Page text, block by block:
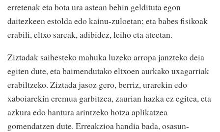
erretenak eta bota ura astean behin geldituta egon
daitezkeen estolda edo kainu-zuloetan; eta babes fisikoak
erabili, eltxo sareak, adibidez, leiho eta ateetan.
Ziztadak saihesteko mahuka luzeko arropa janzteko deia
egiten dute, eta baimendutako eltxoen aurkako uxagarriak
erabiltzeko. Ziztada jasoz gero, berriz, urarekin edo
xaboiarekin eremua garbitzea, zaurian hazka ez egitea, eta
azkura edo hantura arintzeko hotza aplikatzea
gomendatzen dute. Erreakzioa handia bada, osasun-